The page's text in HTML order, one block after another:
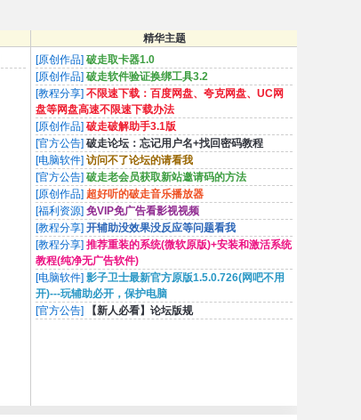
精华主题
[原创作品] 破走取卡器1.0
[原创作品] 破走软件验证换绑工具3.2
[教程分享] 不限速下载：百度网盘、夸克网盘、UC网
盘等网盘高速不限速下载办法
[原创作品] 破走破解助手3.1版
[官方公告] 破走论坛：忘记用户名+找回密码教程
[电脑软件] 访问不了论坛的请看我
[官方公告] 破走老会员获取新站邀请码的方法
[原创作品] 超好听的破走音乐播放器
[福利资源] 免VIP免广告看影视视频
[教程分享] 开辅助没效果没反应等问题看我
[教程分享] 推荐重装的系统(微软原版)+安装和激活系统
教程(纯净无广告软件)
[电脑软件] 影子卫士最新官方原版1.5.0.726(网吧不用
开)---玩辅助必开，保护电脑
[官方公告]
【新人必看】论坛版规